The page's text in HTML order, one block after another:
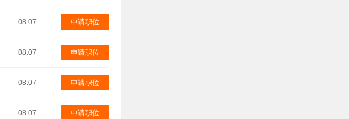
08.07 申请职位
08.07 申请职位
08.07 申请职位
08.07 申请职位